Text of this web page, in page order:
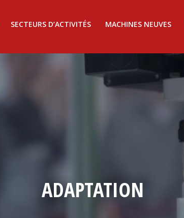
SECTEURS D’ACTIVITÉS MACHINES NEUVES
ADAPTATION